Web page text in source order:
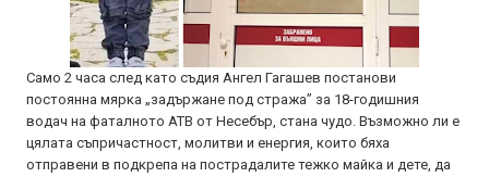
Само 2 часа след като съдия Ангел Гагашев постанови
постоянна мярка „задържане под стража” за 18-годишния
водач на фаталното АТВ от Несебър, стана чудо. Възможно ли е
цялата съпричастност, молитви и енергия, които бяха
отправени в подкрепа на пострадалите тежко майка и дете, да